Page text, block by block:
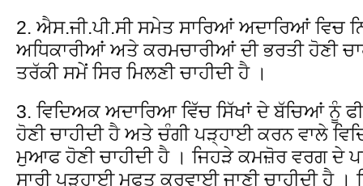
2. ਐਸ.ਜੀ.ਪੀ.ਸੀ ਸਮੇਤ ਸਾਰਿਆਂ ਅਦਾਰਿਆਂ ਵਿਚ
ਅਧਿਕਾਰੀਆਂ ਅਤੇ ਕਰਮਚਾਰੀਆਂ ਦੀ ਭਰਤੀ ਹੋਣੀ
ਤਰੱਕੀ ਸਮੇਂ ਸਿਰ ਮਿਲਣੀ ਚਾਹੀਦੀ ਹੈ ।
3. ਵਿਦਿਅਕ ਅਦਾਰਿਆ ਵਿੱਚ ਸਿੱਖਾਂ ਦੇ ਬੱਚਿਆਂ ਨੂੰ
ਹੋਣੀ ਚਾਹੀਦੀ ਹੈ ਅਤੇ ਚੰਗੀ ਪੜ੍ਹਾਈ ਕਰਨ ਵਾਲੇ
ਮੁਆਫ ਹੋਣੀ ਚਾਹੀਦੀ ਹੈ । ਜਿਹੜੇ ਕਮਜ਼ੋਰ ਵਰਗ ਦੇ
ਸਾਰੀ ਪੜ੍ਹਾਈ ਮੁਫਤ ਕਰਵਾਈ ਜਾਣੀ ਚਾਹੀਦੀ